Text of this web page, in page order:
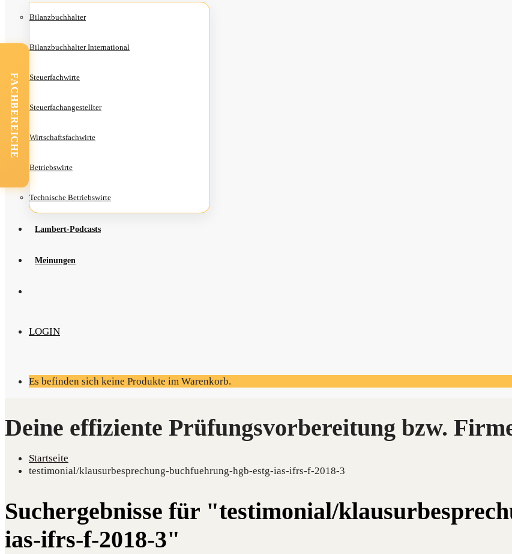
Bilanz­buch­hal­ter
Bilanz­buch­hal­ter International
Steu­er­fach­wir­te
Steu­er­fach­an­ge­stell­ter
Wirt­schafts­fach­wir­te
Betriebs­wir­te
Tech­ni­sche Betriebswirte
Lam­­bert-Pod­­casts
Mei­nun­gen
LOGIN
Es befinden sich keine Produkte im Warenkorb.
Startseite
testimonial/klausurbesprechung-buchfuehrung-hgb-estg-ias-ifrs-f-2018-3
Suchergebnisse für "testimonial/
ias-ifrs-f-2018-3"
FACHBEREICHE